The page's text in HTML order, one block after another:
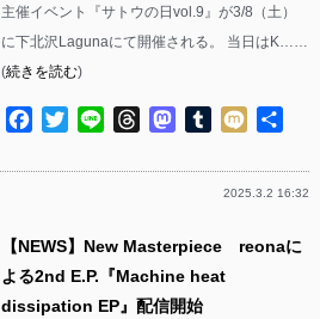
主催イベント『サトウの日vol.9』が3/8（土）
に下北沢Lagunaにて開催される。 当日はK……
(続きを読む)
Facebook
TwitterLine ThreadsMastodon
Tumblr
Mixi
2025.3.2 16:32
【NEWS】New Masterpiece reonaに
よる2nd E.P.『Machine heat
dissipation EP』配信開始